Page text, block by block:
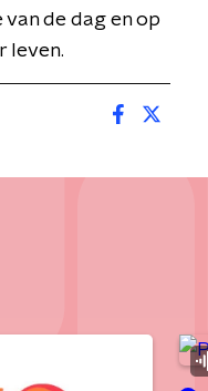
de dag en op
leven.